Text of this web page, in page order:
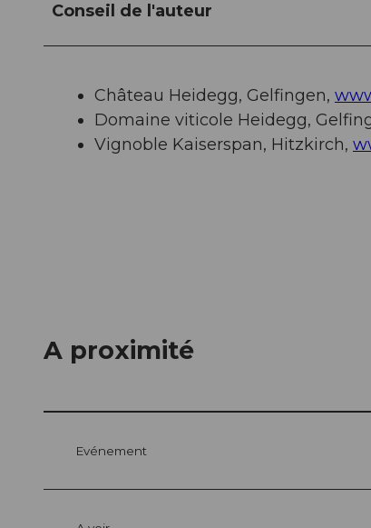
Conseil de l'auteur
Château Heidegg, Gelfingen,
Domaine viticole Heidegg,
Vignoble Kaiserspan, Hitzkirch,
A proximité
Evénement